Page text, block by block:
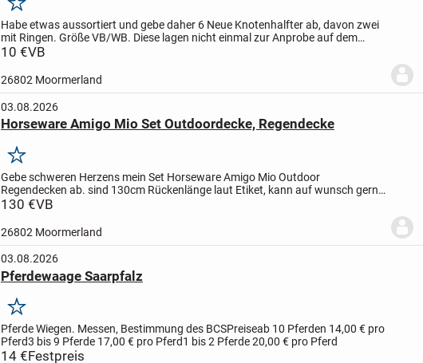
Merken
Habe etwas aussortiert und gebe daher 6 Neue Knotenhalfter ab, davon zwei
mit Ringen. Größe VB/WB. Diese lagen nicht einmal zur Anprobe auf dem
Pferd. Und sind teils sogar noch verpackt.
10 €VB
26802 Moormerland
03.08.2026
Horseware Amigo Mio Set Outdoordecke, Regendecke
Merken
Gebe schweren Herzens mein Set Horseware Amigo Mio Outdoor
Regendecken ab. sind 130cm Rückenlänge laut Etiket, kann auf wunsch gerne
nochmal genau messen. Die ältere Stabile Ausführung. Nicht mehr im...
130 €VB
26802 Moormerland
03.08.2026
Pferdewaage Saarpfalz
Merken
Pferde Wiegen. Messen, Bestimmung des BCSPreiseab 10 Pferden 14,00 € pro
Pferd3 bis 9 Pferde 17,00 € pro Pferd1 bis 2 Pferde 20,00 € pro Pferd
14 €Festpreis